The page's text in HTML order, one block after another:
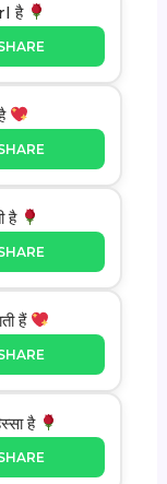
है
है
हैं
है